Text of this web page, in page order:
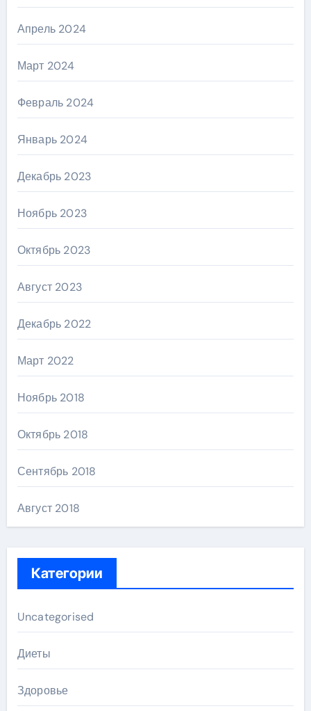
Апрель 2024
Март 2024
Февраль 2024
Январь 2024
Декабрь 2023
Ноябрь 2023
Октябрь 2023
Август 2023
Декабрь 2022
Март 2022
Ноябрь 2018
Октябрь 2018
Сентябрь 2018
Август 2018
Категории
Uncategorised
Диеты
Здоровье